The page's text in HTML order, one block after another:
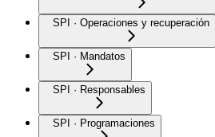
SPI · Operaciones y recuperación
SPI · Mandatos
SPI · Responsables
SPI · Programaciones